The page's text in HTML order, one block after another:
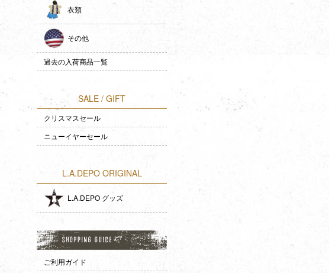
衣類
その他
過去の入荷商品一覧
SALE / GIFT
クリスマスセール
ニューイヤーセール
L.A.DEPO ORIGINAL
L.A.DEPO グッズ
ご利用ガイド